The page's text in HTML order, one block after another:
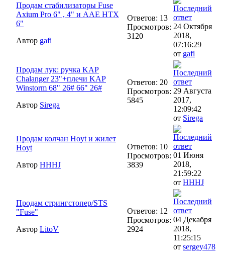
Продам стабилизаторы Fuse
Axium Pro 6" , 4" и AAE HTX
6"
Автор gafi
Ответов: 13
Просмотров:
3120
24 Октября
2018,
07:16:29
от gafi
Продам лук: ручка KAP
Chalanger 23"+плечи KAP
Winstorm 68" 26# 66" 26#
Автор Sirega
Ответов: 20
Просмотров:
5845
29 Августа
2017,
12:09:42
от Sirega
Продам колчан Hoyt и жилет
Hoyt
Автор HHHJ
Ответов: 10
Просмотров:
3839
01 Июня
2018,
21:59:22
от HHHJ
Продам стрингстопер/STS
"Fuse"
Автор LitoV
Ответов: 12
Просмотров:
2924
04 Декабря
2018,
11:25:15
от sergey478